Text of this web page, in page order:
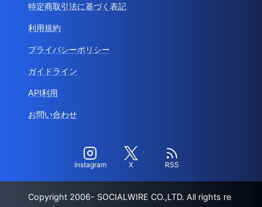
特定商取引法に基づく表記
利用規約
プライバシーポリシー
ガイドライン
API利用
お問い合わせ
Instagram X RSS
Copyright 2006- SOCIALWIRE CO.,LTD. All rights re